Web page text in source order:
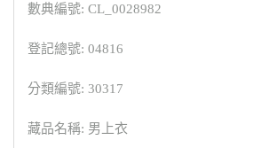
數典編號: CL_0028982
登記總號: 04816
分類編號: 30317
藏品名稱: 男上衣